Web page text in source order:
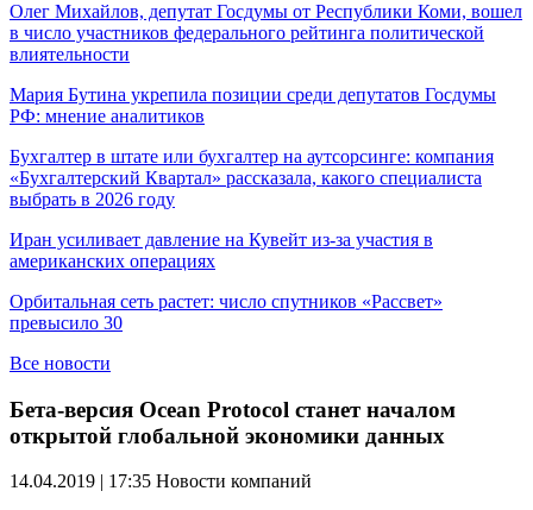
Олег Михайлов, депутат Госдумы от Республики Коми, вошел
в число участников федерального рейтинга политической
влиятельности
Мария Бутина укрепила позиции среди депутатов Госдумы
РФ: мнение аналитиков
Бухгалтер в штате или бухгалтер на аутсорсинге: компания
«Бухгалтерский Квартал» рассказала, какого специалиста
выбрать в 2026 году
Иран усиливает давление на Кувейт из-за участия в
американских операциях
Орбитальная сеть растет: число спутников «Рассвет»
превысило 30
Все новости
Бета-версия Ocean Protocol станет началом
открытой глобальной экономики данных
14.04.2019 | 17:35 Новости компаний